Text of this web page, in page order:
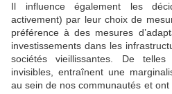
Il influence également les
activement) par leur choix de
préférence à des mesures
investissements dans les
sociétés vieillissantes. De
invisibles, entraînent une
au sein de nos communautés et